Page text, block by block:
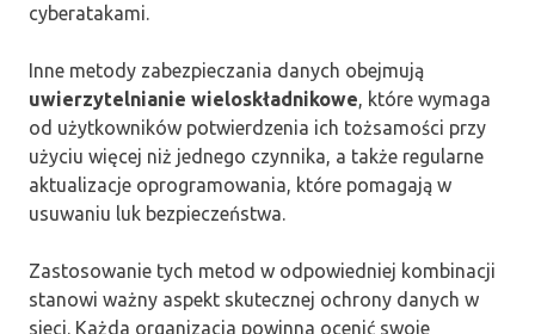
cyberatakami.
Inne metody zabezpieczania danych obejmują
uwierzytelnianie wieloskładnikowe , które wymaga
od użytkowników potwierdzenia ich tożsamości przy
użyciu więcej niż jednego czynnika, a także regularne
aktualizacje oprogramowania, które pomagają w
usuwaniu luk bezpieczeństwa.
Zastosowanie tych metod w odpowiedniej kombinacji
stanowi ważny aspekt skutecznej ochrony danych w
sieci. Każda organizacja powinna ocenić swoje